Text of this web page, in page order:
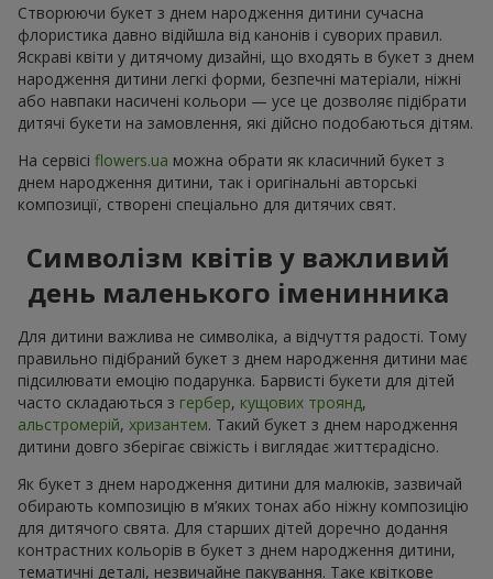
Створюючи букет з днем народження дитини сучасна
флористика давно відійшла від канонів і суворих правил.
Яскраві квіти у дитячому дизайні, що входять в букет з днем
народження дитини легкі форми, безпечні матеріали, ніжні
або навпаки насичені кольори — усе це дозволяє підібрати
дитячі букети на замовлення, які дійсно подобаються дітям.
На сервісі flowers.ua можна обрати як класичний букет з
днем народження дитини, так і оригінальні авторські
композиції, створені спеціально для дитячих свят.
Символізм квітів у важливий
день маленького іменинника
Для дитини важлива не символіка, а відчуття радості. Тому
правильно підібраний букет з днем народження дитини має
підсилювати емоцію подарунка. Барвисті букети для дітей
часто складаються з гербер, кущових троянд,
альстромерій, хризантем. Такий букет з днем народження
дитини довго зберігає свіжість і виглядає життєрадісно.
Як букет з днем народження дитини для малюків, зазвичай
обирають композицію в м’яких тонах або ніжну композицію
для дитячого свята. Для старших дітей доречно додання
контрастних кольорів в букет з днем народження дитини,
тематичні деталі, незвичайне пакування. Таке квіткове